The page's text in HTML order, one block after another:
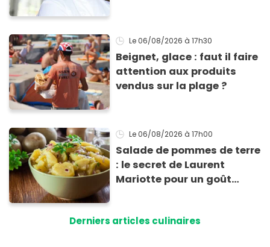
Le 06/08/2026 à 17h30
Beignet, glace : faut il faire
attention aux produits
vendus sur la plage ?
Le 06/08/2026 à 17h00
Salade de pommes de terre
: le secret de Laurent
Mariotte pour un goût
Derniers articles culinaires